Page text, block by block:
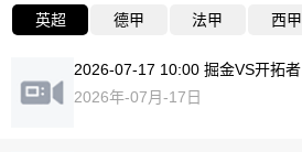
英超 德甲 法甲 西甲
2026-07-17 10:00 掘金VS开拓者
2026年-07月-17日